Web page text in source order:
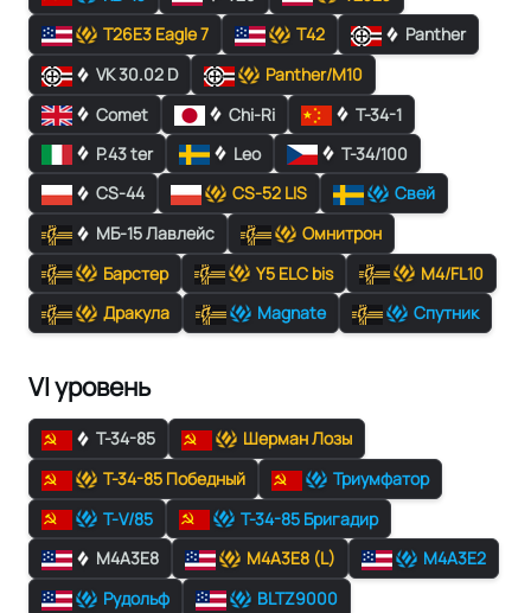
T26E3 Eagle 7
T42
Panther
VK 30.02 D
Panther/M10
Comet
Chi-Ri
T-34-1
P.43 ter
Leo
T-34/100
CS-44
CS-52 LIS
Свей
МБ-15 Лавлейс
Омнитрон
Барстер
Y5 ELC bis
M4/FL10
Дракула
Magnate Спутник
VI уровень
Т-34-85
Шерман Лозы
Т-34-85 Победный
Триумфатор
Т-V/85
Т-34-85 Бригадир
M4A3E8
M4A3E8 (L)
M4A3E2
Рудольф
BLTZ9000